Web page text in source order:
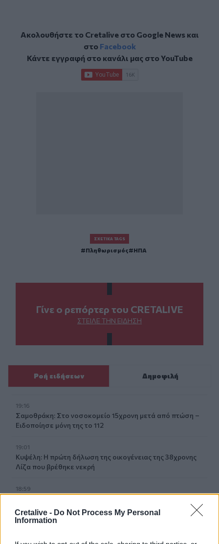
Cretalive - Do Not Process My Personal
Information
Ακολουθήστε το Cretalive στο Google Newsκαι
στο Facebook
Κάντε εγγραφή στο κανάλι μας στοYouTube
ΣΧΕΤΙΚΆ TAGS
Πληθωρισμός ΗΠΑ
Γίνε ο ρεπόρτερ του CRETALIVE
ΣΤΕΊΛΕ ΤΗΝ ΕΊΔΗΣΗ
Ροή ειδήσεων Δημοφιλή
19:16
Σαμοθράκη: Στο νοσοκομείο 15χρονη μετά από πτώση –
Ειδοποίησε μόνη της το 112
19:01
Κυψέλη: Η πρώτη δήλωση της οικογένειας της 38χρονης
Λίζα που βρέθηκε νεκρή
18:59
υπογραφές για τα ραντάρ του νέου αεροδρομίου
Μία ακόμη εθελοντική αιμοδοσία στο αίθριο της Λότζια